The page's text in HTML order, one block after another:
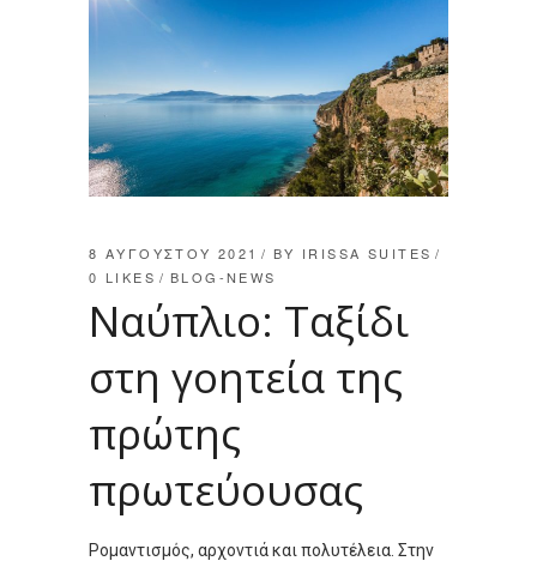
8 ΑΥΓΟΎΣΤΟΥ 2021 BY IRISSA SUITES
0 LIKES BLOG-NEWS
Ναύπλιο: Ταξίδι
στη γοητεία της
πρώτης
πρωτεύουσας
Ρομαντισμός, αρχοντιά και πολυτέλεια. Στην